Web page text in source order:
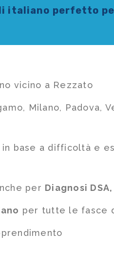
italiano perfetto
vicino a Rezzato
Milano, Padova,
in base a difficoltà e
per Diagnosi
per tutte le fasce